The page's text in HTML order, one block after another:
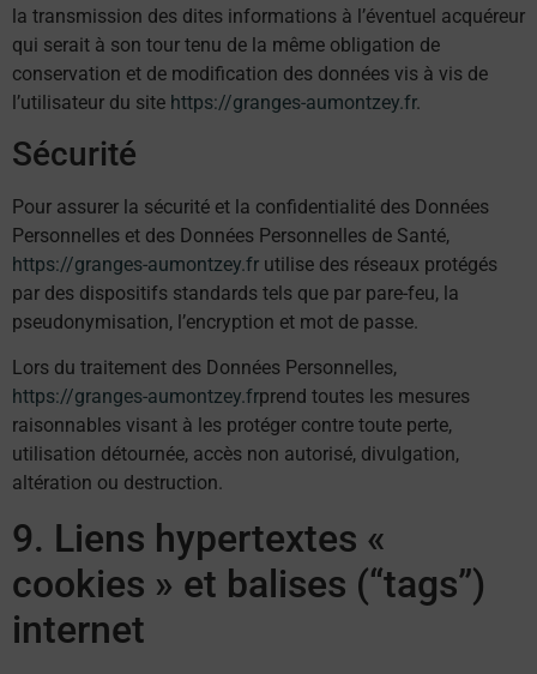
la transmission des dites informations à l’éventuel acquéreur
qui serait à son tour tenu de la même obligation de
conservation et de modification des données vis à vis de
l’utilisateur du site https://granges-aumontzey.fr.
Sécurité
Pour assurer la sécurité et la confidentialité des Données
Personnelles et des Données Personnelles de Santé,
https://granges-aumontzey.fr utilise des réseaux protégés
par des dispositifs standards tels que par pare-feu, la
pseudonymisation, l’encryption et mot de passe.
Lors du traitement des Données Personnelles,
https://granges-aumontzey.frprend toutes les mesures
raisonnables visant à les protéger contre toute perte,
utilisation détournée, accès non autorisé, divulgation,
altération ou destruction.
9. Liens hypertextes «
cookies » et balises (“tags”)
internet